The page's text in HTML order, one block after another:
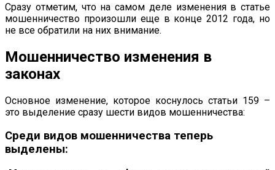
Сразу отметим, что на самом деле изменения в статье
мошенничество произошли еще в конце 2012 года, но
не все обратили на них внимание.
Мошенничество изменения в
законах
Основное изменение, которое коснулось статьи 159 –
это выделение сразу шести видов мошенничества:
Среди видов мошенничества теперь
выделены: